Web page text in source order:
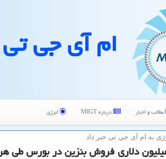
ام آی جی تی
مطالب و اخبار درباره MIGT انرژی
به ام آی جی تی خبر داد